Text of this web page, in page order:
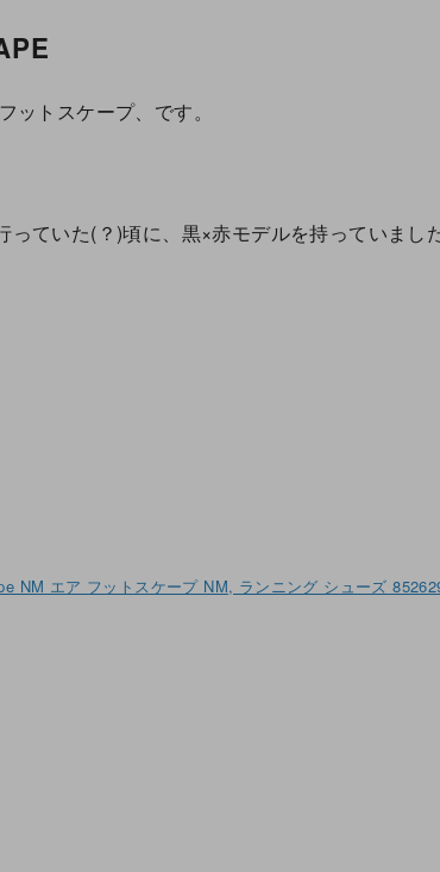
ットスケープ、です。
ていた(？)頃に、黒×赤モデルを持っていました
NM エア フットスケープ NM, ランニング シューズ